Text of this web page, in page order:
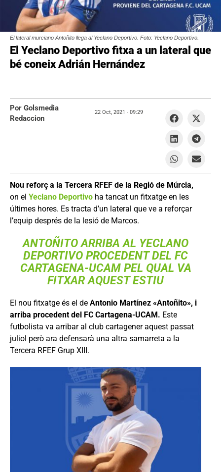
El lateral murciano Antoñito llega al Yeclano Deportivo. Foto: Yeclano Deportivo.
El Yeclano Deportivo fitxa a un lateral que
bé coneix Adrián Hernández
Nou reforç a la Tercera RFEF de la Regió de Múrcia,
on el Yeclano Deportivo ha tancat un fitxatge en les
últimes hores. Es tracta d’un lateral que ve a reforçar
l’equip després de la lesió de Marcos.
ANTOÑITO ARRIBA AL YECLANO
DEPORTIVO PROCEDENT DEL FC
CARTAGENA-UCAM PEL QUAL VA
FITXAR AQUEST ESTIU
El nou fitxatge és el de Antonio Martínez «Antoñito», i
arriba procedent del FC Cartagena-UCAM. Este
futbolista va arribar al club cartagener aquest passat
juliol però ara defensarà una altra samarreta a la
Tercera RFEF Grup XIII.
Por Golsmedia
Redaccion
22 Oct, 2021 - 09:29